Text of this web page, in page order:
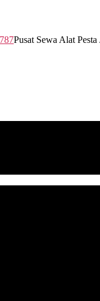
Pusat Sewa Alat